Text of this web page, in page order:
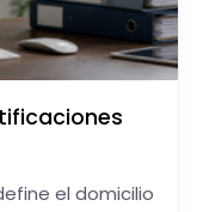
el domicilio